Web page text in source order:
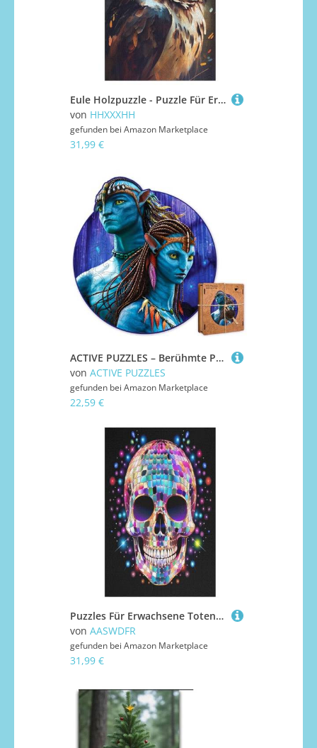
Eule Holzpuzzle - Puzzle Für Erwachsene, 1000-teilige Puzzles Für Teenager Und Kinder, Herausfordernde Spiele 78×53cm
von HHXXXHH
gefunden bei Amazon Marketplace
31,99 €
ACTIVE PUZZLES – Berühmte Persönlichkeit Puzzles | Kinder & Jugendliche | Holzpuzzles, Lasergeschnitten, Nachhaltig und Umweltfreundlich, Hochwertige Verarbeitung (Avatar)
von ACTIVE PUZZLES
gefunden bei Amazon Marketplace
22,59 €
Puzzles Für Erwachsene Totenkopf,1000-teilige Puzzle Für Kinder Ab 12 Jahren, Holzpuzzles Für Die Heimdekoration, 78×53cm
von AASWDFR
gefunden bei Amazon Marketplace
31,99 €